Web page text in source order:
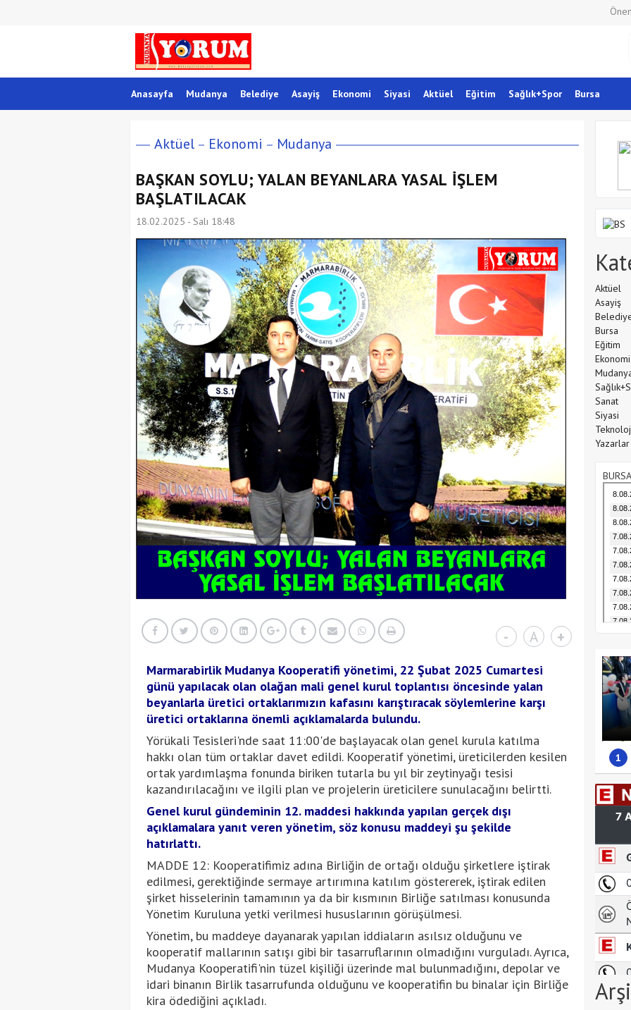
Anasayfa Mudanya Belediye Asayiş Ekonomi Siyasi Aktüel Eğitim Sağlık+Spor Bursa
Aktüel Ekonomi Mudanya
BAŞKAN SOYLU; YALAN BEYANLARA YASAL İŞLEM
BAŞLATILACAK
18.02.2025 - Salı 18:48
- A +
Marmarabirlik Mudanya Kooperatifi yönetimi, 22 Şubat 2025 Cumartesi
günü yapılacak olan olağan mali genel kurul toplantısı öncesinde yalan
beyanlarla üretici ortaklarımızın kafasını karıştıracak söylemlerine karşı
üretici ortaklarına önemli açıklamalarda bulundu.
Yörükali Tesisleri'nde saat 11:00'de başlayacak olan genel kurula katılma
hakkı olan tüm ortaklar davet edildi. Kooperatif yönetimi, üreticilerden kesilen
ortak yardımlaşma fonunda biriken tutarla bu yıl bir zeytinyağı tesisi
kazandırılacağını ve ilgili plan ve projelerin üreticilere sunulacağını belirtti.
Genel kurul gündeminin 12. maddesi hakkında yapılan gerçek dışı
açıklamalara yanıt veren yönetim, söz konusu maddeyi şu şekilde
hatırlattı.
MADDE 12: Kooperatifimiz adına Birliğin de ortağı olduğu şirketlere iştirak
edilmesi, gerektiğinde sermaye artırımına katılım göstererek, iştirak edilen
şirket hisselerinin tamamının ya da bir kısmının Birliğe satılması konusunda
Yönetim Kuruluna yetki verilmesi hususlarının görüşülmesi.
Yönetim, bu maddeye dayanarak yapılan iddiaların asılsız olduğunu ve
kooperatif mallarının satışı gibi bir tasarruflarının olmadığını vurguladı. Ayrıca,
Mudanya Kooperatifi'nin tüzel kişiliği üzerinde mal bulunmadığını, depolar ve
idari binanın Birlik tasarrufunda olduğunu ve kooperatifin bu binalar için Birliğe
kira ödediğini açıkladı.
Aktüel
Asayiş
Bursa
Eğitim
Ekonomi
Sanat
Siyasi
Yazarlar
1